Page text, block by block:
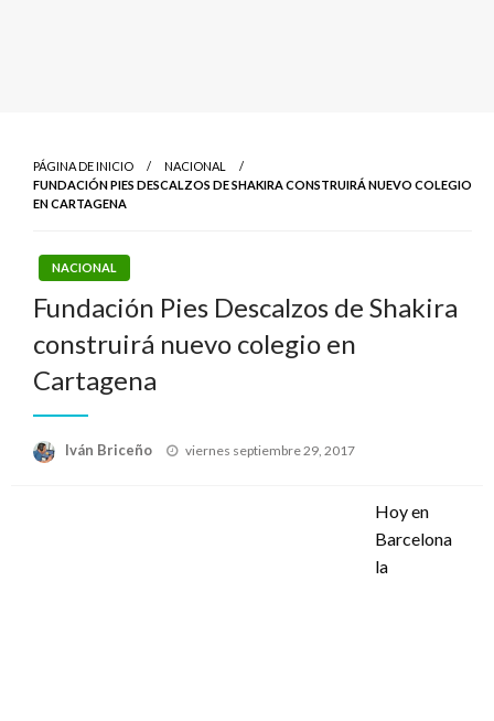
PÁGINA DE INICIO
NACIONAL
FUNDACIÓN PIES DESCALZOS DE SHAKIRA CONSTRUIRÁ NUEVO COLEGIO
EN CARTAGENA
NACIONAL
Fundación Pies Descalzos de Shakira
construirá nuevo colegio en
Cartagena
Iván Briceño
Publicado
viernes septiembre 29, 2017
Hoy en
Barcelona
la